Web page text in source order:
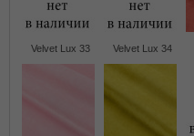
Velvet Lux 33 Velvet Lux 34